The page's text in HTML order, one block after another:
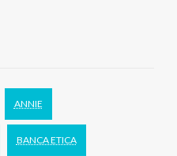
ANNIE
BANCA ETICA